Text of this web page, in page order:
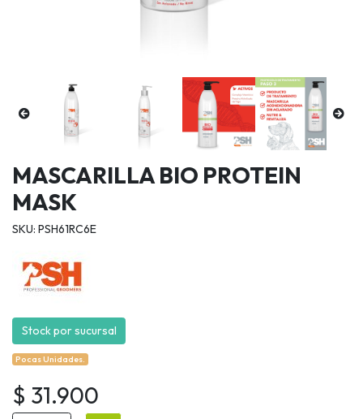
MASCARILLA BIO PROTEIN
MASK
SKU: PSH61RC6E
Stock por sucursal
Pocas Unidades.
$ 31.900